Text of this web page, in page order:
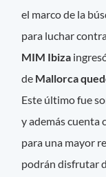
el marco de la
para luchar
MIM Ibiza
de Mallorca
Este último fue
y además cuenta
para una mayor
podrán disfrutar